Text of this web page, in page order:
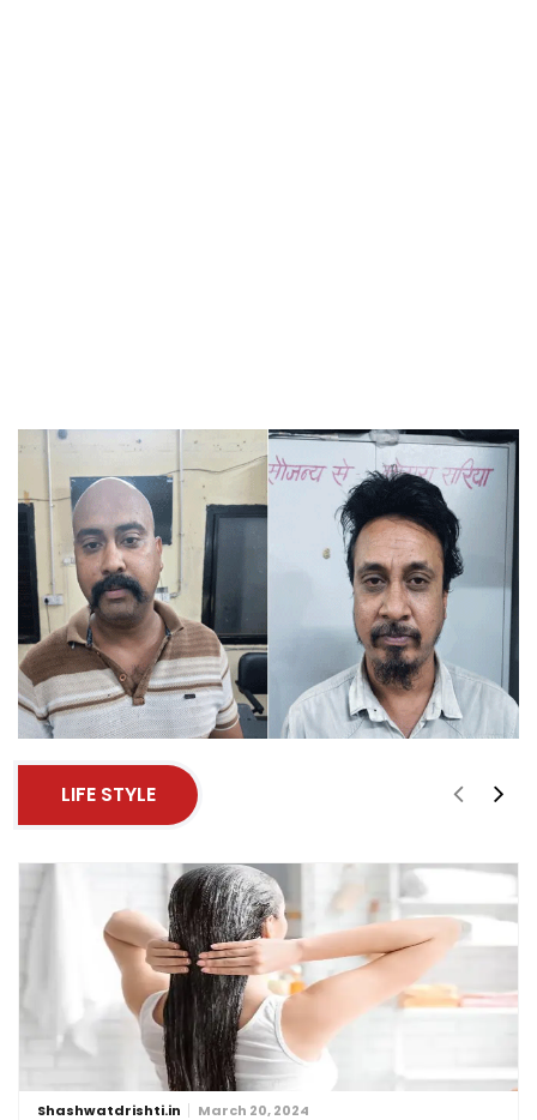
LIFE STYLE
Shashwatdrishti.in March 20, 2024